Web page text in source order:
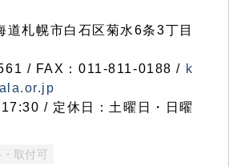
札幌市白石区菊水6条3丁目
/ FAX：011-811-0188 / k
/ 定休日：土曜日・日曜
・取付可